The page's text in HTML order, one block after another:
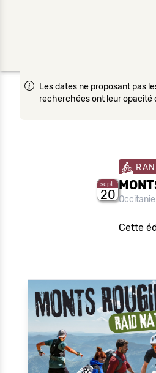
Les dates ne proposant pas
recherchées ont leur opacité
sept.
20 Occitanie
Cette